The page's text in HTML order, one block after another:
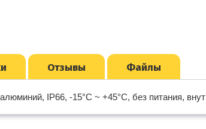
Отзывы Файлы
IP66, -15°C ~ +45°C, без питания,